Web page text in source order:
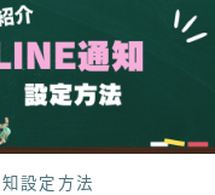
知設定方法